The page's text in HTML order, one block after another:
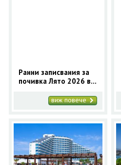
Ранни записвания за
почивка Лято 2026 в
нощувки с автобус
виж повече